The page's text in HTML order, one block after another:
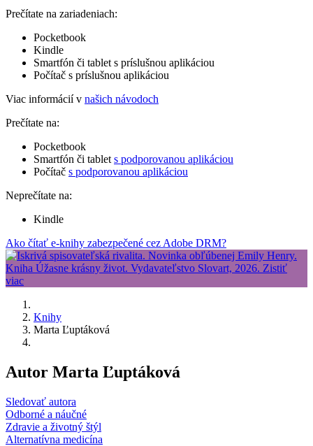
Prečítate na zariadeniach:
Pocketbook
Kindle
Smartfón či tablet s príslušnou aplikáciou
Počítač s príslušnou aplikáciou
Viac informácií v našich návodoch
Prečítate na:
Pocketbook
Smartfón či tablet s podporovanou aplikáciou
Počítač s podporovanou aplikáciou
Neprečítate na:
Kindle
Ako čítať e-knihy zabezpečené cez Adobe DRM?
Knihy
Marta Ľuptáková
Autor Marta Ľuptáková
Sledovať autora
Odborné a náučné
Zdravie a životný štýl
Alternatívna medicína